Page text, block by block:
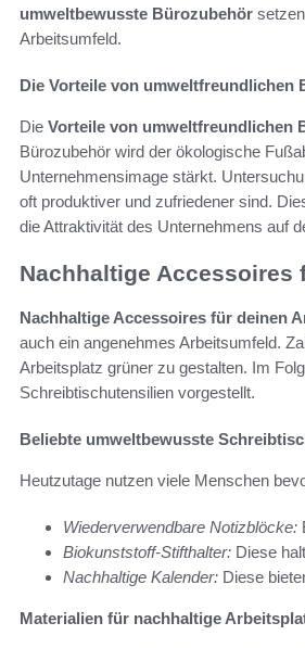
umweltbewusste Bürozubehör
Arbeitsumfeld.
Die Vorteile von umweltfreundlichen
Die Vorteile von umweltfreundlichen
Bürozubehör wird der ökologische
Unternehmensimage stärkt.
oft produktiver und zufriedener sind.
die Attraktivität des Unternehmens auf
Nachhaltige Accessoires
Nachhaltige Accessoires für deinen
auch ein angenehmes Arbeitsumfeld.
Arbeitsplatz grüner zu gestalten. Im
Schreibtischutensilien vorgestellt.
Beliebte umweltbewusste
Heutzutage nutzen viele Menschen
Wiederverwendbare Notizblöcke:
Biokunststoff-Stifthalter: Diese
Nachhaltige Kalender: Diese
Materialien für nachhaltige